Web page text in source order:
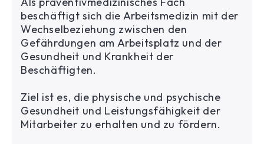
beschäftigt sich die Arbeitsmedizin mit der
Wechselbeziehung zwischen den
Gefährdungen am Arbeitsplatz und der
Gesundheit und Krankheit der
Beschäftigten.
Ziel ist es, die physische und psychische
Gesundheit und Leistungsfähigkeit der
Mitarbeiter zu erhalten und zu fördern.